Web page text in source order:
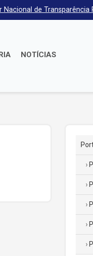
Nacional de Transparência
NOTÍCIAS